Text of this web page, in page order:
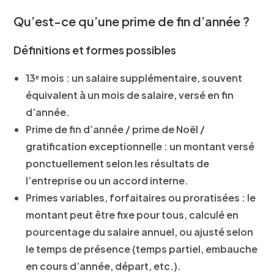
Qu’est-ce qu’une prime de fin d’année ?
Définitions et formes possibles
13ᵉ mois : un salaire supplémentaire, souvent
équivalent à un mois de salaire, versé en fin
d’année.
Prime de fin d’année / prime de Noël /
gratification exceptionnelle : un montant versé
ponctuellement selon les résultats de
l’entreprise ou un accord interne.
Primes variables, forfaitaires ou proratisées : le
montant peut être fixe pour tous, calculé en
pourcentage du salaire annuel, ou ajusté selon
le temps de présence (temps partiel, embauche
en cours d’année, départ, etc.).